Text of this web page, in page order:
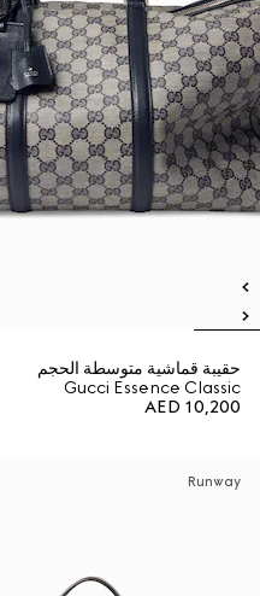
حقيبة قماشية متوسطة الحجم
Gucci Essence Classic
AED 10,200
Runway